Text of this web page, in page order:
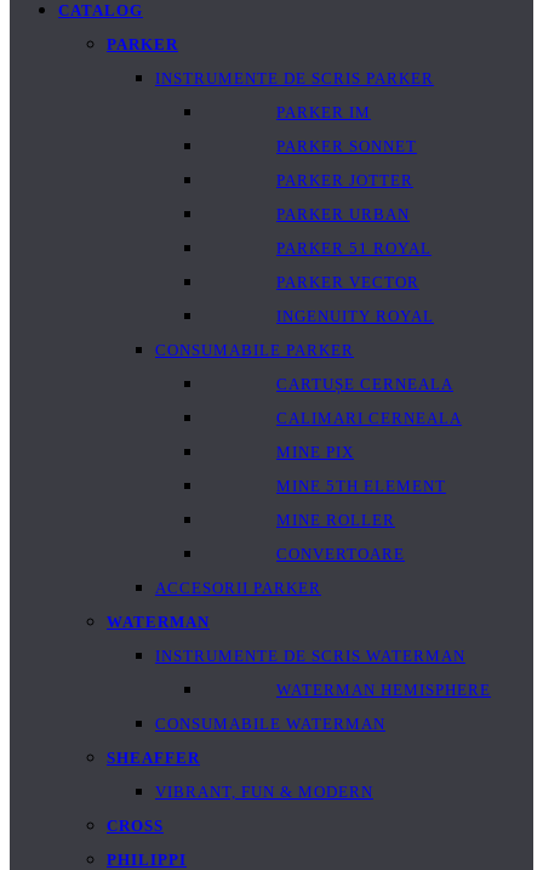
CATALOG
PARKER
INSTRUMENTE DE SCRIS PARKER
PARKER IM
PARKER SONNET
PARKER JOTTER
PARKER URBAN
PARKER 51 ROYAL
PARKER VECTOR
INGENUITY ROYAL
CONSUMABILE PARKER
CARTUȘE CERNEALA
CALIMARI CERNEALA
MINE PIX
MINE 5TH ELEMENT
MINE ROLLER
CONVERTOARE
ACCESORII PARKER
WATERMAN
INSTRUMENTE DE SCRIS WATERMAN
WATERMAN HEMISPHERE
CONSUMABILE WATERMAN
SHEAFFER
VIBRANT, FUN & MODERN
CROSS
PHILIPPI